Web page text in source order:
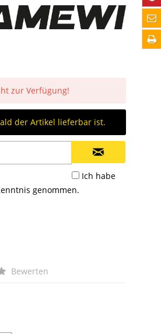
zur Verfügung!
der Artikel lieferbar ist.
Ich habe
genommen.
Bewerten